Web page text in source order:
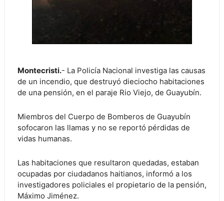
Montecristi.- La Policía Nacional investiga las causas
de un incendio, que destruyó dieciocho habitaciones
de una pensión, en el paraje Rio Viejo, de Guayubín.
Miembros del Cuerpo de Bomberos de Guayubín
sofocaron las llamas y no se reportó pérdidas de
vidas humanas.
Las habitaciones que resultaron quedadas, estaban
ocupadas por ciudadanos haitianos, informó a los
investigadores policiales el propietario de la pensión,
Máximo Jiménez.